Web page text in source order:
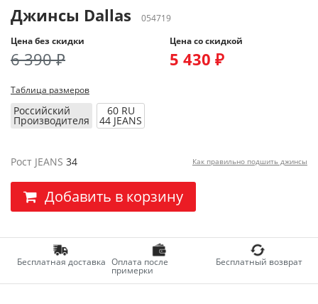
Джинсы Dallas
054719
Цена без скидки
6 390 ₽
Цена со скидкой
5 430 ₽
Таблица размеров
Российский
Производителя
60 RU
44 JEANS
Рост JEANS 34 Как правильно подшить джинсы
Добавить в корзину
Бесплатная доставка Оплата после
примерки
Бесплатный возврат